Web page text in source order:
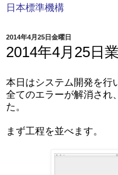
日本標準機構
2014年4月25日金曜日
2014年4月25日
本日はシステム開発を行
全てのエラーが解消され
た。
まず工程を並べます。